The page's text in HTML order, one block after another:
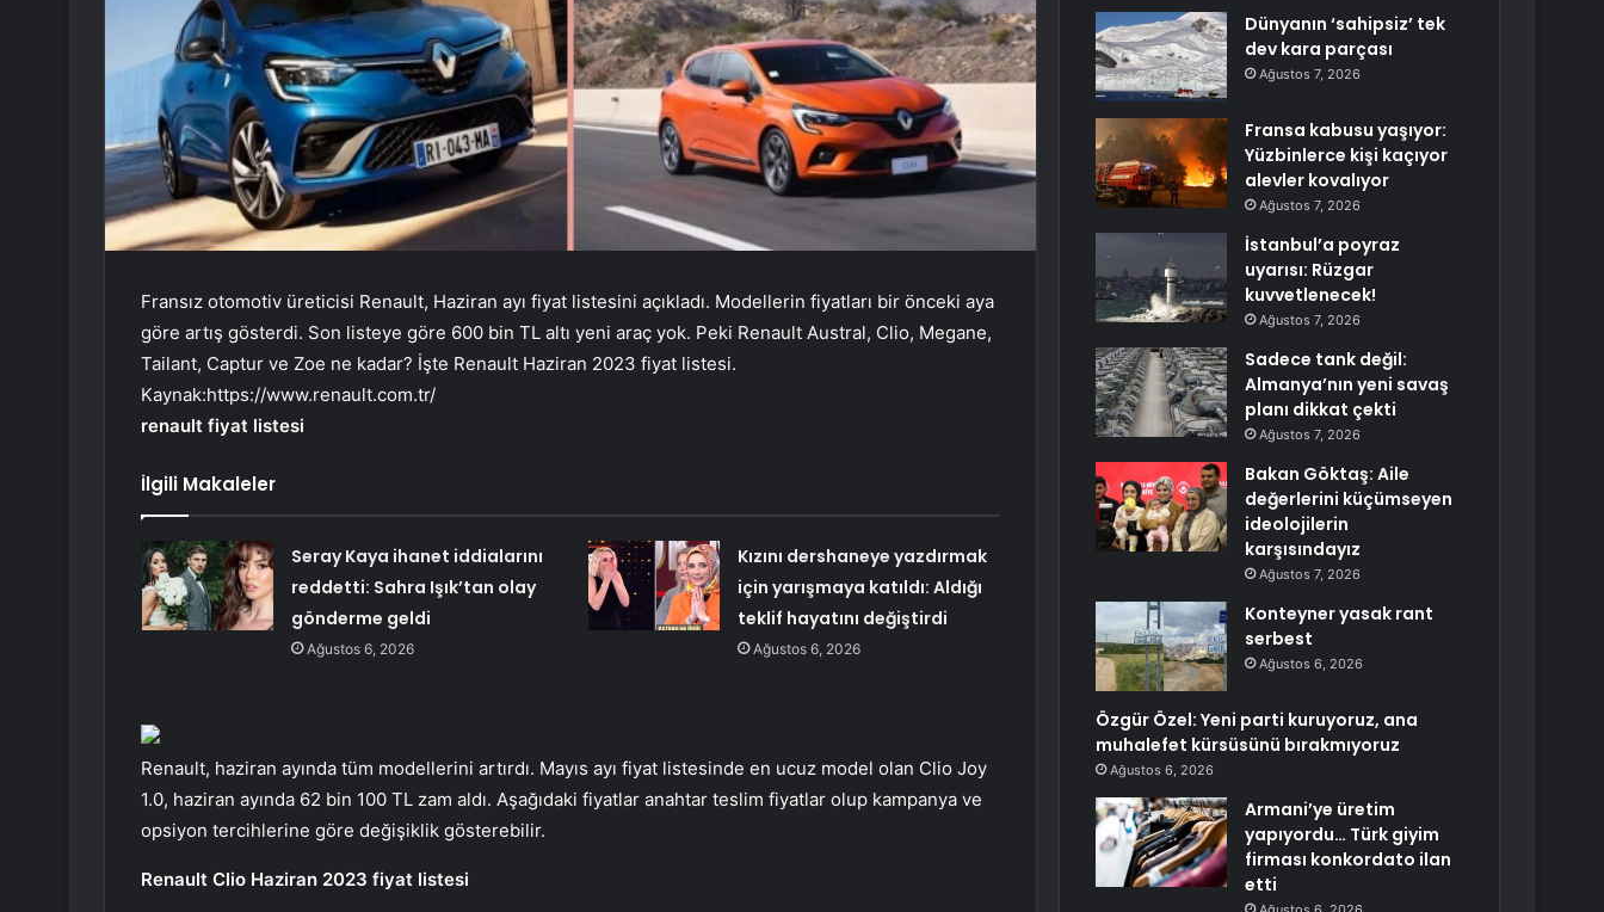
Fransız otomotiv üreticisi Renault, Haziran ayı fiyat listesini açıkladı. Modellerin fiyatları bir önceki aya
göre artış gösterdi. Son listeye göre 600 bin TL altı yeni araç yok. Peki Renault Austral, Clio, Megane,
Tailant, Captur ve Zoe ne kadar? İşte Renault Haziran 2023 fiyat listesi.
Kaynak:https://www.renault.com.tr/
renault fiyat listesi
İlgili Makaleler
Seray Kaya ihanet iddialarını
reddetti: Sahra Işık’tan olay
gönderme geldi
Ağustos 6, 2026
Kızını dershaneye yazdırmak
için yarışmaya katıldı: Aldığı
teklif hayatını değiştirdi
Ağustos 6, 2026
Renault, haziran ayında tüm modellerini artırdı. Mayıs ayı fiyat listesinde en ucuz model olan Clio Joy
1.0, haziran ayında 62 bin 100 TL zam aldı. Aşağıdaki fiyatlar anahtar teslim fiyatlar olup kampanya ve
opsiyon tercihlerine göre değişiklik gösterebilir.
Renault Clio Haziran 2023 fiyat listesi
Dünyanın ‘sahipsiz’ tek
dev kara parçası
Ağustos 7, 2026
Fransa kabusu yaşıyor:
Yüzbinlerce kişi kaçıyor
alevler kovalıyor
Ağustos 7, 2026
İstanbul’a poyraz
uyarısı: Rüzgar
kuvvetlenecek!
Ağustos 7, 2026
Sadece tank değil:
Almanya’nın yeni savaş
planı dikkat çekti
Ağustos 7, 2026
Bakan Göktaş: Aile
değerlerini küçümseyen
ideolojilerin
karşısındayız
Ağustos 7, 2026
Konteyner yasak rant
serbest
Ağustos 6, 2026
Özgür Özel: Yeni parti kuruyoruz, ana
muhalefet kürsüsünü bırakmıyoruz
Ağustos 6, 2026
Armani’ye üretim
yapıyordu… Türk giyim
firması konkordato ilan
etti